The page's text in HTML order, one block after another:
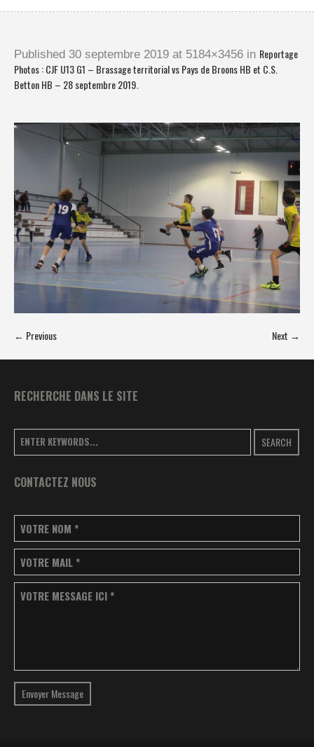
Published 30 septembre 2019 at 5184×3456 in Reportage
Photos : CJF U13 G1 – Brassage territorial vs Pays de Broons HB et C.S.
Betton HB – 28 septembre 2019.
← Previous Next →
RECHERCHE DANS LE SITE
SEARCH
CONTACTEZ NOUS
VOTRE NOM *
VOTRE MAIL *
VOTRE MESSAGE ICI *
Envoyer Message